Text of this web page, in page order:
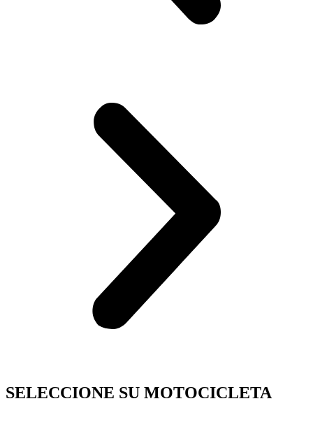
SELECCIONE SU MOTOCICLETA